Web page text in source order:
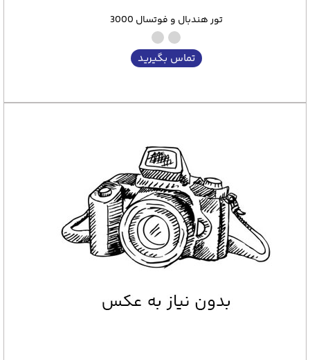
تور هندبال و فوتسال 3000
تماس بگیرید